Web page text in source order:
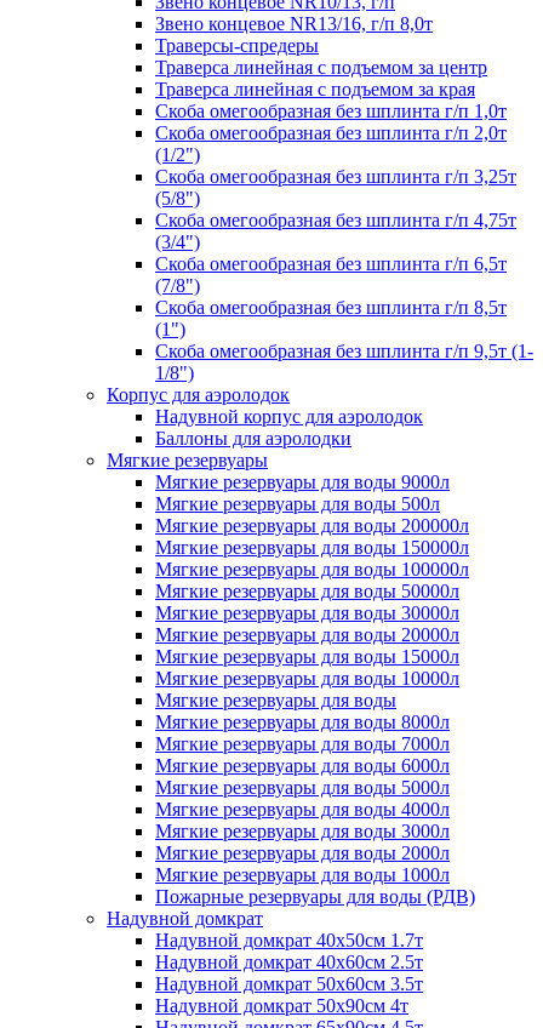
Звено концевое NR13/16, г/п 8,0т
Траверсы-спредеры
Траверса линейная с подъемом за центр
Траверса линейная с подъемом за края
Скоба омегообразная без шплинта г/п 1,0т
Скоба омегообразная без шплинта г/п 2,0т
(1/2")
Скоба омегообразная без шплинта г/п 3,25т
(5/8")
Скоба омегообразная без шплинта г/п 4,75т
(3/4")
Скоба омегообразная без шплинта г/п 6,5т
(7/8")
Скоба омегообразная без шплинта г/п 8,5т
(1")
Скоба омегообразная без шплинта г/п 9,5т (1-
1/8")
Корпус для аэролодок
Надувной корпус для аэролодок
Баллоны для аэролодки
Мягкие резервуары
Мягкие резервуары для воды 9000л
Мягкие резервуары для воды 500л
Мягкие резервуары для воды 200000л
Мягкие резервуары для воды 150000л
Мягкие резервуары для воды 100000л
Мягкие резервуары для воды 50000л
Мягкие резервуары для воды 30000л
Мягкие резервуары для воды 20000л
Мягкие резервуары для воды 15000л
Мягкие резервуары для воды 10000л
Мягкие резервуары для воды
Мягкие резервуары для воды 8000л
Мягкие резервуары для воды 7000л
Мягкие резервуары для воды 6000л
Мягкие резервуары для воды 5000л
Мягкие резервуары для воды 4000л
Мягкие резервуары для воды 3000л
Мягкие резервуары для воды 2000л
Мягкие резервуары для воды 1000л
Пожарные резервуары для воды (РДВ)
Надувной домкрат
Надувной домкрат 40х50см 1.7т
Надувной домкрат 40х60см 2.5т
Надувной домкрат 50х60см 3.5т
Надувной домкрат 50х90см 4т